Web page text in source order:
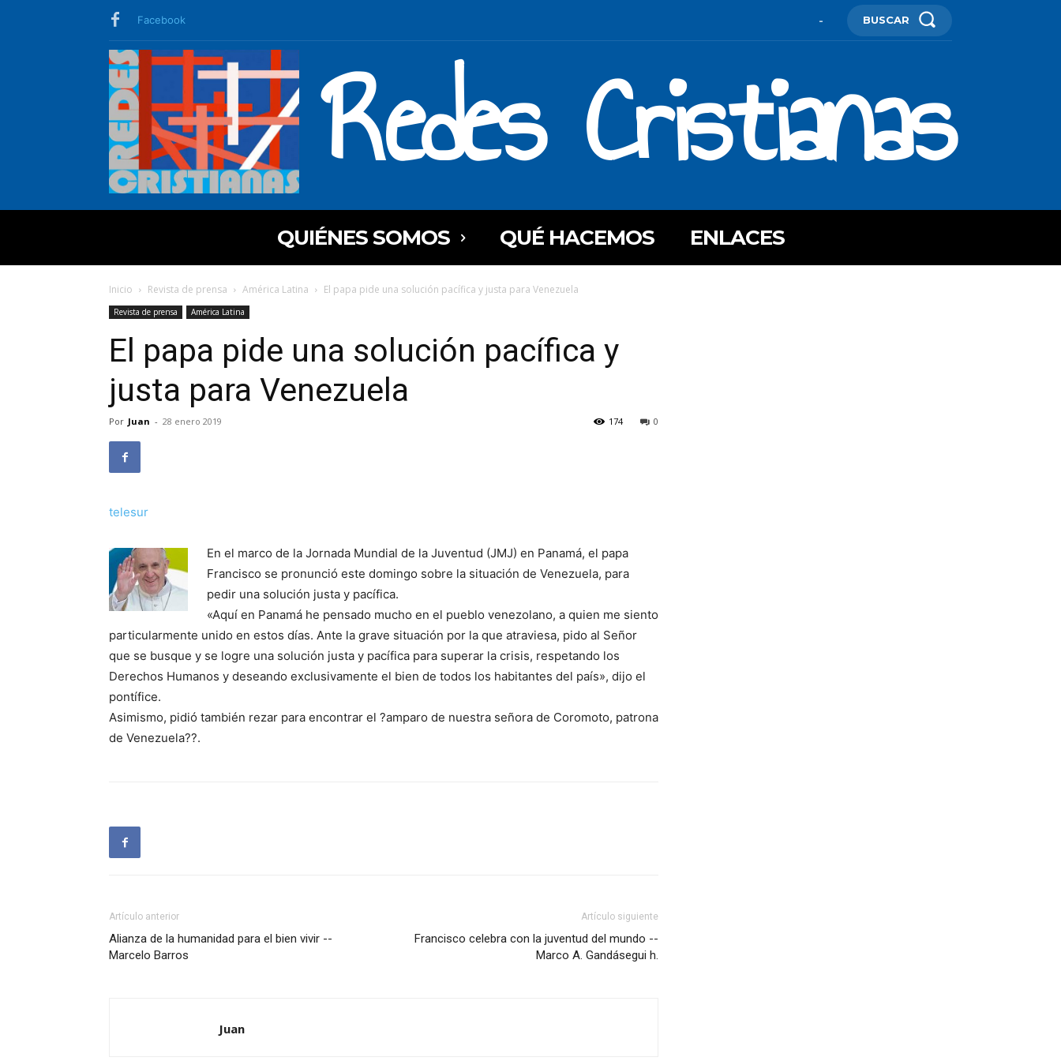
Facebook - BUSCAR
Redes Cristianas
QUIÉNES SOMOS QUÉ HACEMOS ENLACES
Inicio Revista de prensa América Latina El papa pide una solución pacífica y justa para Venezuela
Revista de prensa América Latina
El papa pide una solución pacífica y
justa para Venezuela
Por Juan - 28 enero 2019 0
174
telesur
En el marco de la Jornada Mundial de la Juventud (JMJ) en Panamá, el papa
Francisco se pronunció este domingo sobre la situación de Venezuela, para
pedir una solución justa y pacífica.
«Aquí en Panamá he pensado mucho en el pueblo venezolano, a quien me siento
particularmente unido en estos días. Ante la grave situación por la que atraviesa, pido al Señor
que se busque y se logre una solución justa y pacífica para superar la crisis, respetando los
Derechos Humanos y deseando exclusivamente el bien de todos los habitantes del país», dijo el
pontífice.
Asimismo, pidió también rezar para encontrar el ?amparo de nuestra señora de Coromoto, patrona
de Venezuela??.
Artículo anterior
Alianza de la humanidad para el bien vivir --
Marcelo Barros
Artículo siguiente
Francisco celebra con la juventud del mundo --
Marco A. Gandásegui h.
Juan